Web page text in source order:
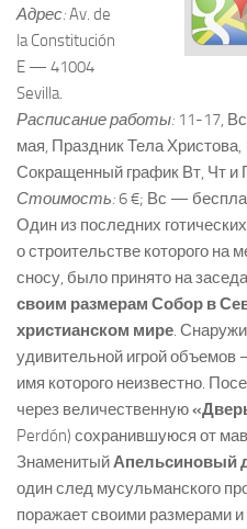
Адрес:Av. de
la Constitución
E — 41004
Sevilla.
Расписание работы: 11-17,
мая, Праздник Тела Христова,
Сокращенный график Вт, Чт и
Стоимость:6 €; Вс —
Один из последних
о строительстве которого на
сносу, было принято на
своим размерам Собор в
христианском мире.
удивительной игрой объемов
имя которого неизвестно.
через величественную
Perdón) сохранившуюся от
ЗнаменитыйАпельсиновый
один след мусульманского
поражает своими размерами и